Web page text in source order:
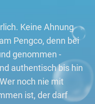
Keine Ahnung
Pengco, denn bei
genommen -
authentisch bis hin
noch nie mit
ist, der darf